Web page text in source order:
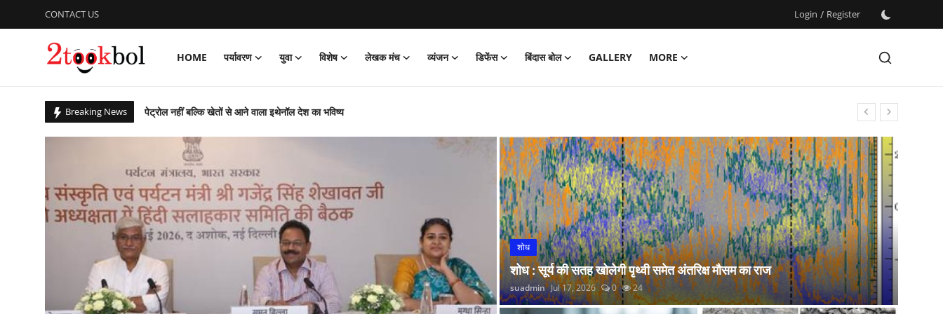
CONTACT US Login / Register
HOME पर्यावरण युवा विशेष लेखक मंच व्यंजन डिफेंस बिंदास बोल GALLERY
MORE
Breaking News
पेट्रोल नहीं बल्कि खेतों से आने वाला इथेनॉल देश का भविष्य
कचरे से कंचन: कूड़े के पहाड़ को बना दिया राप्ती ईको पार्क
बिहार उपचुनाव : पीके जीते, भाजपा, लालू यादव और नितीश कुमार हारे!
आजादी के 79 वर्ष के उपलक्ष्य में एनसीसी ने किया साइक्लोथॉन 2026 का आयोजन
पीएम ने ‘नशा मुक्त युवा फॉर विकसित भारत संकल्प अभियान’ की शुरुआत की
ग्लासगो कॉमनवेल्थ खेलों में भारत मुक्केबाजों ने लगाई सोने की झड़ी
संस्कार भारती, साहित्य विभाग की अवध प्रांत की प्रांतीय बैठक
गुरु पूर्णिमा : शिष्यों ने किया डॉ अजय का गुरुपूजन, रंगारंग समारोह
राष्ट्रीय शूटिंग में भास्कर नाथ पांडेय का शानदार प्रदर्शन
शोध
शोध : सूर्य की सतह खोलेगी पृथ्वी समेत अंतरिक्ष मौसम का राज
suadmin Jul 17, 2026 0 24